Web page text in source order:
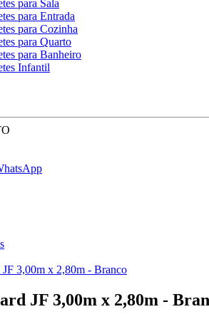
para Sala
para Entrada
para Cozinha
para Quarto
para Banheiro
Infantil
JF 3,00m x 2,80m - Branco
JF 3,00m x 2,80m -